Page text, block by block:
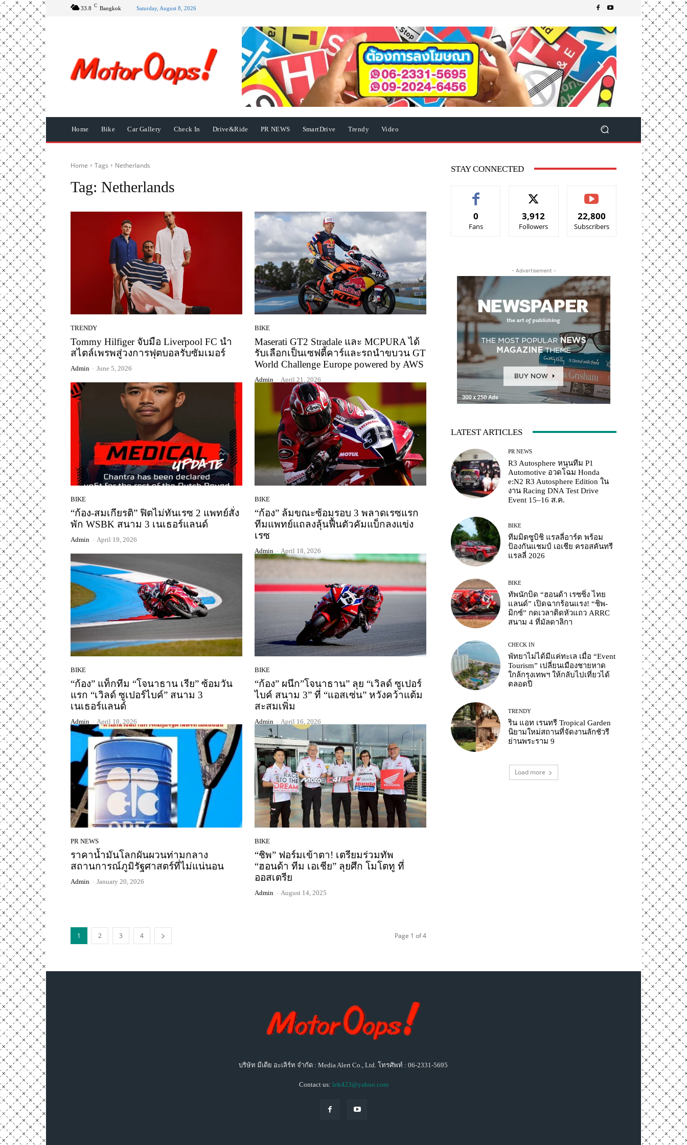
33.8 C Bangkok Saturday, August 8, 2026
Home Bike Car Gallery Check In Drive&Ride PR NEWS SmartDrive Trendy Video
Home Tags Netherlands
Tag: Netherlands
TRENDY
Tommy Hilfiger จับมือ Liverpool FC นำ
สไตล์เพรพสู่วงการฟุตบอลรับซัมเมอร์
Admin - June 5, 2026
BIKE
Maserati GT2 Stradale และ MCPURA ได้
รับเลือกเป็นเซฟตี้คาร์และรถนำขบวน GT
World Challenge Europe powered by AWS
Admin - April 21, 2026
BIKE
“ก้อง-สมเกียรติ” ฟิตไม่ทันเรซ 2 แพทย์สั่ง
พัก WSBK สนาม 3 เนเธอร์แลนด์
Admin - April 19, 2026
BIKE
“ก้อง” ล้มขณะซ้อมรอบ 3 พลาดเรซแรก
ทีมแพทย์แถลงลุ้นฟื้นตัวคัมแบ็กลงแข่ง
เรซ
Admin - April 18, 2026
BIKE
“ก้อง” แท็กทีม “โจนาธาน เรีย” ซ้อมวัน
แรก “เวิลด์ ซูเปอร์ไบค์” สนาม 3
เนเธอร์แลนด์
Admin - April 18, 2026
BIKE
“ก้อง” ผนึก”โจนาธาน” ลุย “เวิลด์ ซูเปอร์
ไบค์ สนาม 3” ที่ “แอสเซ่น” หวังคว้าแต้ม
สะสมเพิ่ม
Admin - April 16, 2026
PR NEWS
ราคาน้ำมันโลกผันผวนท่ามกลาง
สถานการณ์ภูมิรัฐศาสตร์ที่ไม่แน่นอน
Admin - January 20, 2026
BIKE
“ชิพ” ฟอร์มเข้าตา! เตรียมร่วมทัพ
“ฮอนด้า ทีม เอเชีย” ลุยศึก โมโตทู ที่
ออสเตรีย
Admin - August 14, 2025
1 2 3 4 Page 1 of 4
STAY CONNECTED
0
Fans
3,912
Followers
22,800
Subscribers
- Advertisement -
LATEST ARTICLES
PR NEWS
R3 Autosphere หนุนทีม P1
Automotive อวดโฉม Honda
e:N2 R3 Autosphere Edition ใน
งาน Racing DNA Test Drive
Event 15–16 ส.ค.
BIKE
ทีมมิตซูบิชิ แรลลี่อาร์ต พร้อม
ป้องกันแชมป์ เอเชีย ครอสคันทรี
แรลลี่ 2026
BIKE
ทัพนักบิด “ฮอนด้า เรซซิ่ง ไทย
แลนด์” เปิดฉากร้อนแรง! “ชิพ-
มิกซ์” กดเวลาติดหัวแถว ARRC
สนาม 4 ที่มัลดาลิกา
CHECK IN
พัทยาไม่ได้มีแค่ทะเล เมื่อ “Event
Tourism” เปลี่ยนเมืองชายหาด
ใกล้กรุงเทพฯ ให้กลับไปเที่ยวได้
ตลอดปี
TRENDY
ริน แอท เรนทรี Tropical Garden
นิยามใหม่สถานที่จัดงานลักชัวรี
ย่านพระราม 9
Load more
บริษัท มีเดีย อะเลิร์ท จำกัด : Media Alert Co., Ltd. โทรศัพท์ : 06-2331-5695
Contact us: lek423@yahoo.com